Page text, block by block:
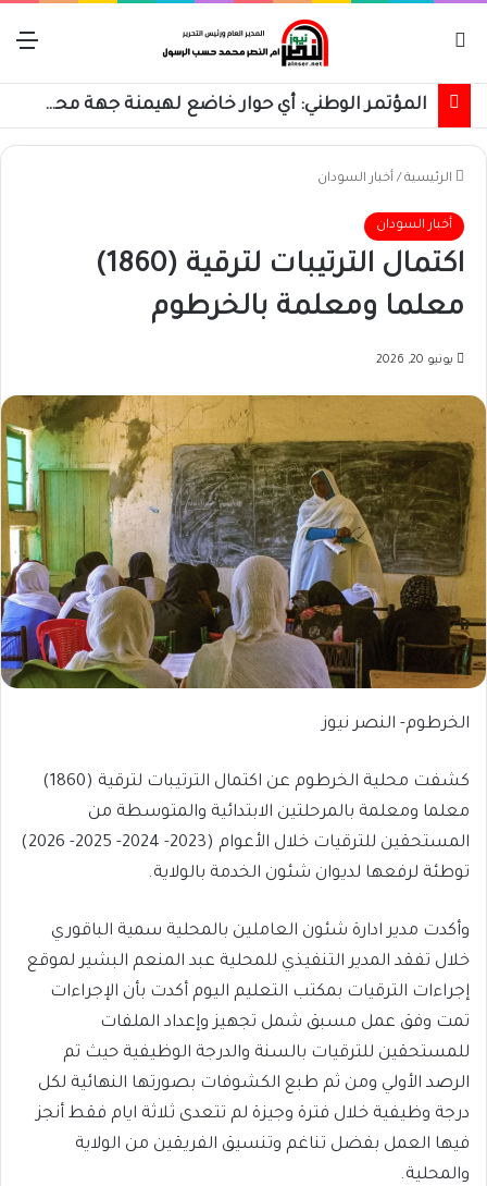
المؤتمر الوطني: أي حوار خاضع لهيمنة جهة محددة مصيره الفشل
الرئيسية / أخبار السودان
أخبار السودان
اكتمال الترتيبات لترقية (1860)
معلما ومعلمة بالخرطوم
يونيو 20, 2026
الخرطوم- النصر نيوز
كشفت محلية الخرطوم عن اكتمال الترتيبات لترقية (1860)
معلما ومعلمة بالمرحلتين الابتدائية والمتوسطة من
المستحقين للترقيات خلال الأعوام (2023- 2024- 2025- 2026)
توطئة لرفعها لديوان شئون الخدمة بالولاية.
وأكدت مدير ادارة شئون العاملين بالمحلية سمية الباقوري
خلال تفقد المدير التنفيذي للمحلية عبد المنعم البشير لموقع
إجراءات الترقيات بمكتب التعليم اليوم أكدت بأن الإجراءات
تمت وفق عمل مسبق شمل تجهيز وإعداد الملفات
للمستحقين للترقيات بالسنة والدرجة الوظيفية حيث تم
الرصد الأولي ومن ثم طبع الكشوفات بصورتها النهائية لكل
درجة وظيفية خلال فترة وجيزة لم تتعدى ثلاثة ايام فقط أنجز
فيها العمل بفضل تناغم وتنسيق الفريقين من الولاية
والمحلية.